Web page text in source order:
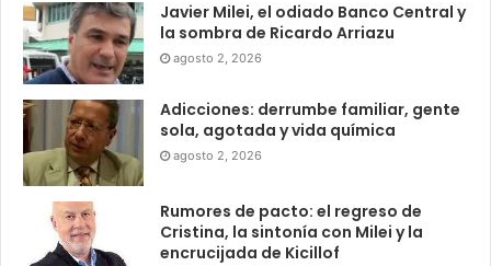
Javier Milei, el odiado Banco Central y
la sombra de Ricardo Arriazu
agosto 2, 2026
Adicciones: derrumbe familiar, gente
sola, agotada y vida química
agosto 2, 2026
Rumores de pacto: el regreso de
Cristina, la sintonía con Milei y la
encrucijada de Kicillof